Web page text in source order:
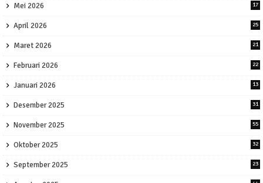
Mei 2026 17
April 2026 25
Maret 2026 21
Februari 2026 22
Januari 2026 13
Desember 2025 31
November 2025 55
Oktober 2025 32
September 2025 23